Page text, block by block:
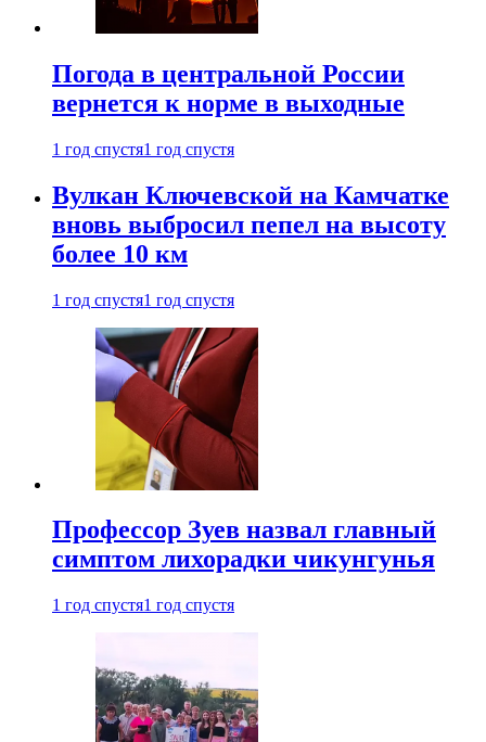
Погода в центральной России
вернется к норме в выходные
1 год спустя1 год спустя
Вулкан Ключевской на Камчатке
вновь выбросил пепел на высоту
более 10 км
1 год спустя1 год спустя
Профессор Зуев назвал главный
симптом лихорадки чикунгунья
1 год спустя1 год спустя